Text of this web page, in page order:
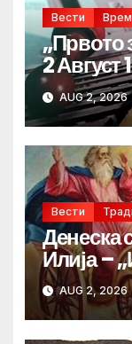
Вести
„Првото
2 Август
AUG 2, 2026
Вести
Денеска
Илија –
AUG 2, 2026